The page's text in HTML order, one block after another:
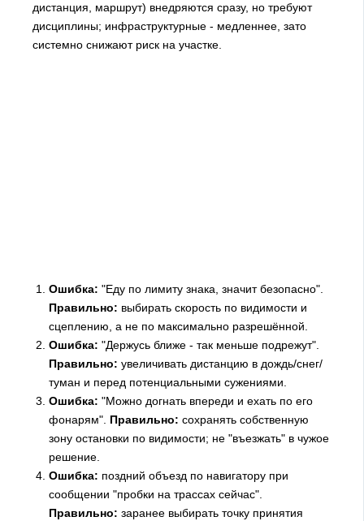
дистанция, маршрут) внедряются сразу, но требуют
дисциплины; инфраструктурные - медленнее, зато
системно снижают риск на участке.
Ошибка: "Еду по лимиту знака, значит безопасно".
Правильно: выбирать скорость по видимости и
сцеплению, а не по максимально разрешённой.
Ошибка: "Держусь ближе - так меньше подрежут".
Правильно: увеличивать дистанцию в дождь/снег/
туман и перед потенциальными сужениями.
Ошибка: "Можно догнать впереди и ехать по его
фонарям". Правильно: сохранять собственную
зону остановки по видимости; не "въезжать" в чужое
решение.
Ошибка: поздний объезд по навигатору при
сообщении "пробки на трассах сейчас".
Правильно: заранее выбирать точку принятия